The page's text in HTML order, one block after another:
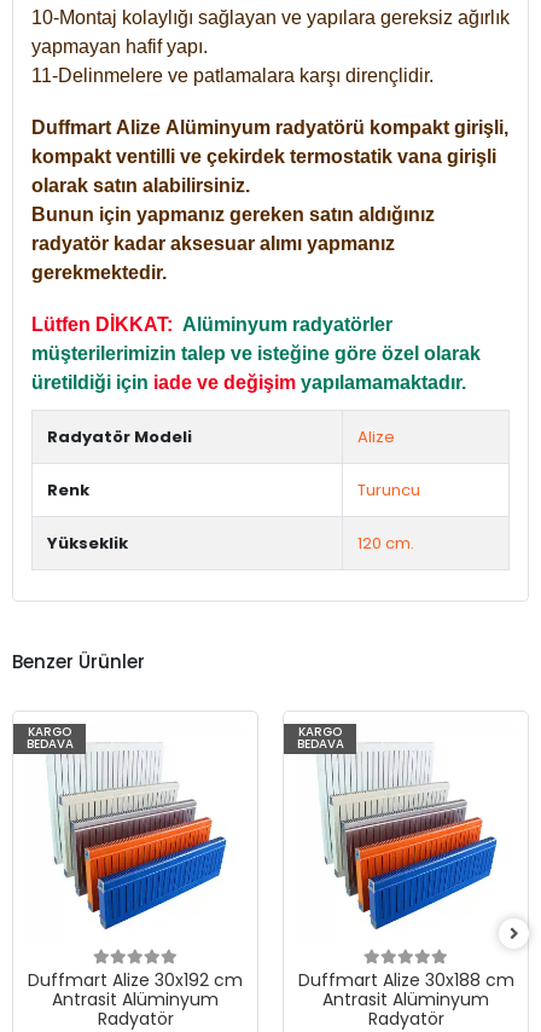
10-Montaj kolaylığı sağlayan ve yapılara gereksiz ağırlık
yapmayan hafif yapı.
11-Delinmelere ve patlamalara karşı dirençlidir.
Duffmart Alize Alüminyum radyatörü kompakt girişli,
kompakt ventilli ve çekirdek termostatik vana girişli
olarak satın alabilirsiniz.
Bunun için yapmanız gereken satın aldığınız
radyatör kadar aksesuar alımı yapmanız
gerekmektedir.
Lütfen DİKKAT: Alüminyum radyatörler
müşterilerimizin talep ve isteğine göre özel olarak
üretildiği için iade ve değişim yapılamamaktadır.
Radyatör Modeli Alize
Renk Turuncu
Yükseklik 120 cm.
Benzer Ürünler
KARGO
BEDAVA
Duffmart Alize 30x192 cm
Antrasit Alüminyum
Radyatör
KARGO
BEDAVA
Duffmart Alize 30x188 cm
Antrasit Alüminyum
Radyatör